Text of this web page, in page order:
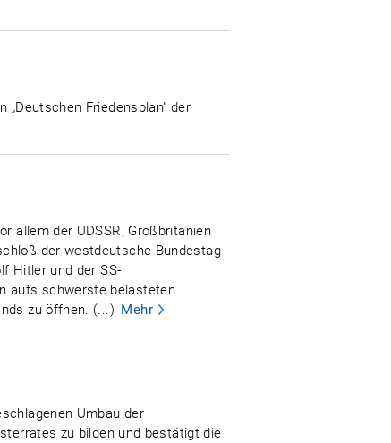
Friedensplan" der
allem der UDSSR, Großbritanien
der westdeutsche Bundestag
Hitler und der SS-
aufs schwerste belasteten
zu öffnen. (...) Mehr
Umbau der
zu bilden und bestätigt die